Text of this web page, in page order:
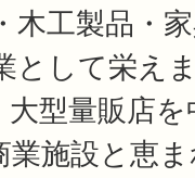
木工製品・
として栄え
型量販店
業施設と恵